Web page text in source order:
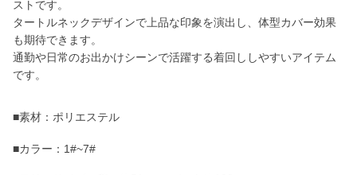
ストです。
タートルネックデザインで上品な印象を演出し、体型カバー効果
も期待できます。
通勤や日常のお出かけシーンで活躍する着回ししやすいアイテム
です。
■素材：ポリエステル
■カラー：1#~7#